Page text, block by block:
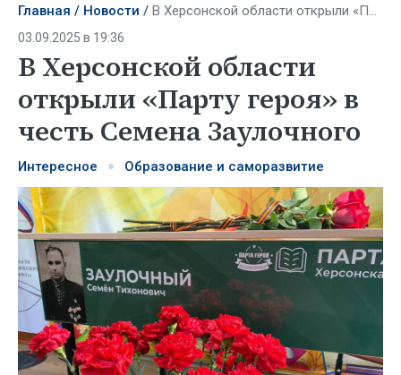
Главная Новости В Херсонской области открыли «Парту героя» в честь Семена Заулочного
03.09.2025 в 19:36
В Херсонской области
открыли «Парту героя» в
честь Семена Заулочного
Интересное Образование и саморазвитие